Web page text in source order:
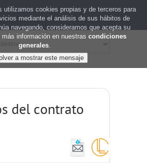
del contrato
utilizamos cookies propias y de terceros para
mediante el análisis de sus hábitos de
navegando, consideramos que acepta su
información en nuestras condiciones
generales.